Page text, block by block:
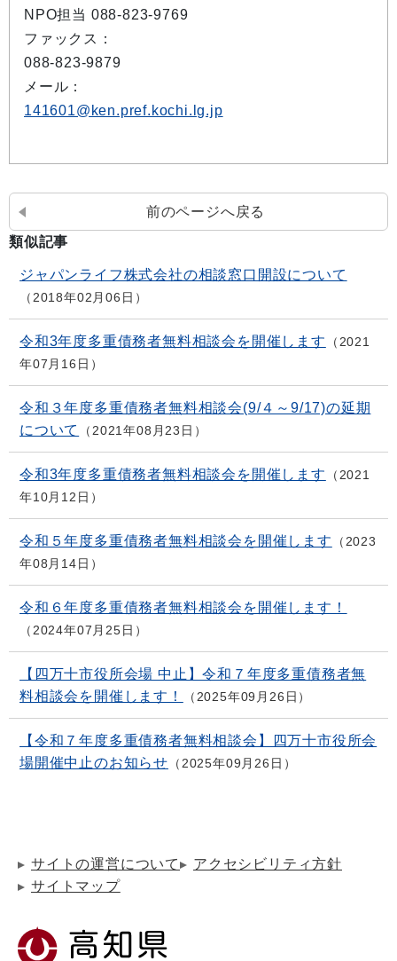
NPO担当 088-823-9769
ファックス：
088-823-9879
メール：
141601@ken.pref.kochi.lg.jp
前のページへ戻る
類似記事
ジャパンライフ株式会社の相談窓口開設について
2018年02月06日
令和3年度多重債務者無料相談会を開催します
2021
年07月16日
令和３年度多重債務者無料相談会(9/４～9/17)の延期
について
2021年08月23日
令和3年度多重債務者無料相談会を開催します
2021
年10月12日
令和５年度多重債務者無料相談会を開催します
2023
年08月14日
令和６年度多重債務者無料相談会を開催します！
2024年07月25日
【四万十市役所会場 中止】令和７年度多重債務者無
料相談会を開催します！
2025年09月26日
【令和７年度多重債務者無料相談会】四万十市役所会
場開催中止のお知らせ
2025年09月26日
サイトの運営について
アクセシビリティ方針
サイトマップ